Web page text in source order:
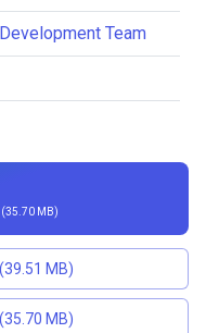
Team
MB)
(39.51 MB)
(35.70 MB)